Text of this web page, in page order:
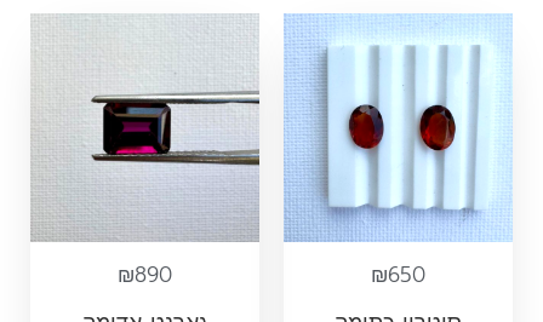
₪650
₪890